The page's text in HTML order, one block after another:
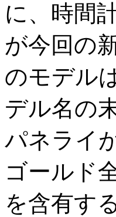
に、時間
が今回の
のモデル
デル名の
パネライ
ゴールド
を含有す